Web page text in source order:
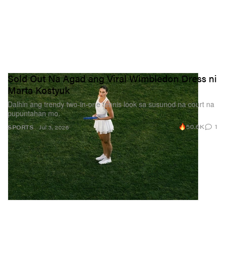
SPORTS
Sold Out Na Agad ang Viral Wimbledon Dress ni
Marta Kostyuk
Dalhin ang trendy two‑in‑one tennis look sa susunod na court na
pupuntahan mo.
Jul 3, 2026 50.6K 1